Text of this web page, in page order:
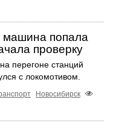
машина попала
проверку
перегоне станций
с локомотивом.
Новосибирск